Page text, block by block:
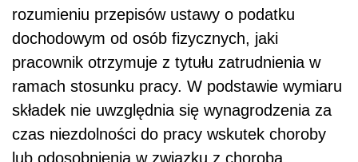
rozumieniu przepisów ustawy o podatku
dochodowym od osób fizycznych, jaki
pracownik otrzymuje z tytułu zatrudnienia w
ramach stosunku pracy. W podstawie wymiaru
składek nie uwzględnia się wynagrodzenia za
czas niezdolności do pracy wskutek choroby
lub odosobnienia w związku z chorobą